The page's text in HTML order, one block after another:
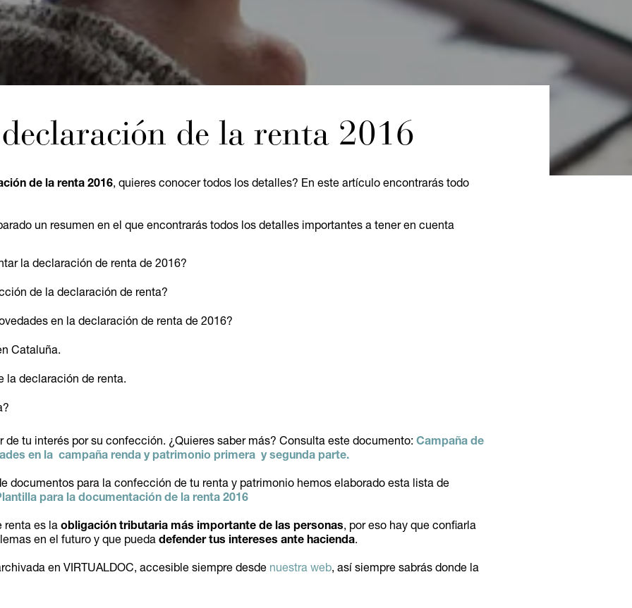
de la renta 2016
de la renta 2016, quieres conocer todos los detalles? En este artículo encontrarás todo
un resumen en el que encontrarás todos los detalles importantes a tener en cuenta
la declaración de renta de 2016?
de la declaración de renta?
en la declaración de renta de 2016?
Cataluña.
la declaración de renta.
de tu interés por su confección. ¿Quieres saber más? Consulta este documento: Campaña de
en la campaña renda y patrimonio primeraysegunda parte.
documentos para la confección de tu renta y patrimonio hemos elaborado esta lista de
para la documentación de la renta 2016
renta es la obligación tributaria más importante de las personas, por eso hay que confiarla
en el futuro y que pueda defender tus intereses ante hacienda.
en VIRTUALDOC, accesible siempre desde nuestra web, así siempre sabrás donde la